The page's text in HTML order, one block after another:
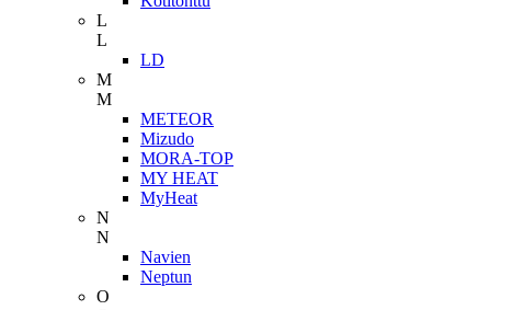
L
L
LD
M
M
METEOR
Mizudo
MORA-TOP
MY HEAT
MyHeat
N
N
Navien
Neptun
O